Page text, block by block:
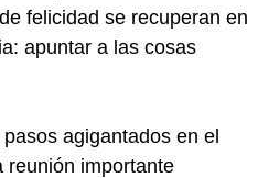
felicidad se recuperan en
apuntar a las cosas
agigantados en el
reunión importante